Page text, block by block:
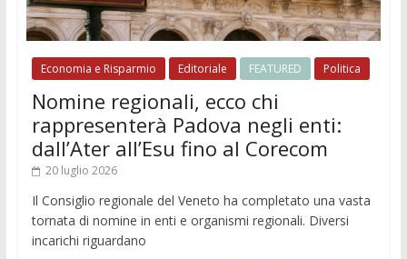
Economia e Risparmio Editoriale FEATURED Politica
Nomine regionali, ecco chi
rappresenterà Padova negli enti:
dall’Ater all’Esu fino al Corecom
20 luglio 2026
Il Consiglio regionale del Veneto ha completato una vasta
tornata di nomine in enti e organismi regionali. Diversi
incarichi riguardano